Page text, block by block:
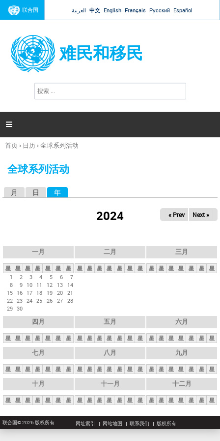
Jump to navigation
联合国 العربية 中文 English Français Русский Español
难民和移民
搜
索

你
这
首页› 日历›全球系列活动
全球系列活动
月 日 年
2024 « Prev Next »
一月
星 星 星 星 星 星
星
1
2 3 4 5 6
7
8
9 10 11 12 13
14
15 16 17 18 19 20 21
22 23 24 25 26 27 28
29 30
二月
星 星 星 星 星 星 星
三月
星 星 星 星 星 星 星
四月
星 星 星 星 星 星 星
五月
星 星 星 星 星 星 星
六月
星 星 星 星 星 星 星
七月
星 星 星 星 星 星 星
八月
星 星 星 星 星 星 星
九月
星 星 星 星 星 星 星
十月
星 星 星 星 星 星 星
十一月
星 星 星 星 星 星 星
十二月
星 星 星 星 星 星 星
联合国© 2026 版权所有 网址索引 网站地图 联系我们 版权所有